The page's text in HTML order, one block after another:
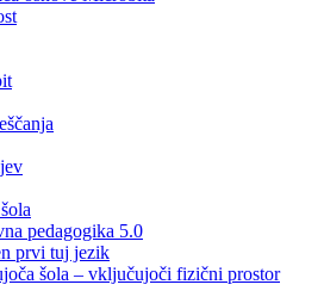
pedagogika 5.0
prvi tuj jezik
šola – vključujoči fizični prostor